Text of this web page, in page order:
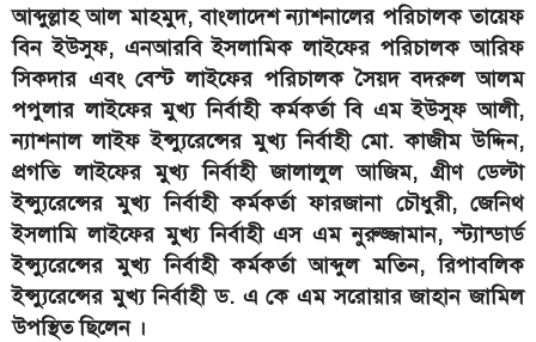
আব্দুল্লাহ আল মাহমুদ, বাংলাদেশ ন্যাশনালের পরিচালক তায়েফ
বিন ইউসুফ, এনআরবি ইসলামিক লাইফের পরিচালক আরিফ
সিকদার এবং বেস্ট লাইফের পরিচালক সৈয়দ বদরুল আলম
পপুলার লাইফের মুখ্য নির্বাহী কর্মকর্তা বি এম ইউসুফ আলী,
ন্যাশনাল লাইফ ইন্স্যুরেন্সের মুখ্য নির্বাহী মো. কাজীম উদ্দিন,
প্রগতি লাইফের মুখ্য নির্বাহী জালালুল আজিম, গ্রীণ ডেল্টা
ইন্স্যুরেন্সের মুখ্য নির্বাহী কর্মকর্তা ফারজানা চৌধুরী, জেনিথ
ইসলামি লাইফের মুখ্য নির্বাহী এস এম নুরুজ্জামান, স্ট্যান্ডার্ড
ইন্স্যুরেন্সের মুখ্য নির্বাহী কর্মকর্তা আব্দুল মতিন, রিপাবলিক
ইন্স্যুরেন্সের মুখ্য নির্বাহী ড. এ কে এম সরোয়ার জাহান জামিল
উপস্থিত ছিলেন ।